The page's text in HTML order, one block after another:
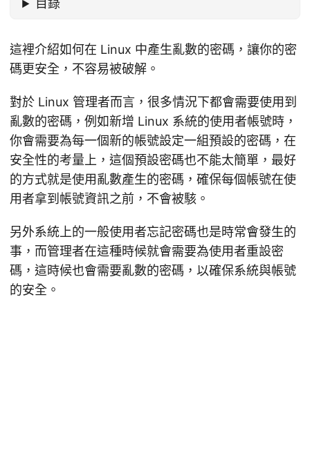
目錄
這裡介紹如何在 Linux 中產生亂數的密碼，讓你的密
碼更安全，不容易被破解。
對於 Linux 管理者而言，很多情況下都會需要使用到
亂數的密碼，例如新增 Linux 系統的使用者帳號時，
你會需要為每一個新的帳號設定一組預設的密碼，在
安全性的考量上，這個預設密碼也不能太簡單，最好
的方式就是使用亂數產生的密碼，確保每個帳號在使
用者拿到帳號資訊之前，不會被駭。
另外系統上的一般使用者忘記密碼也是時常會發生的
事，而管理者在這種時候就會需要為使用者重設密
碼，這時候也會需要亂數的密碼，以確保系統與帳號
的安全。